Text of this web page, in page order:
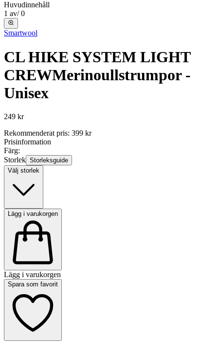
Huvudinnehåll
1 av/ 0
Smartwool
CL HIKE SYSTEM LIGHT
CREWMerinoullstrumpor -
Unisex
249 kr
Rekommenderat pris: 399 kr
Prisinformation
Färg:
Storlek Storleksguide
Välj storlek
Lägg i varukorgen
Lägg i varukorgen
Spara som favorit